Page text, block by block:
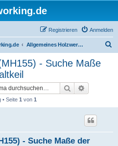
Anmelden
Registrieren
Allgemeines Holzwerkerforum - das laute Forum
- Suche Maße
Suche
• Seite 1 von 1
- Suche Maße der